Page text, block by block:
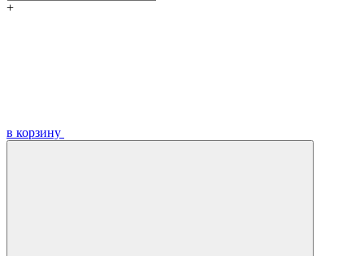
+
в корзину